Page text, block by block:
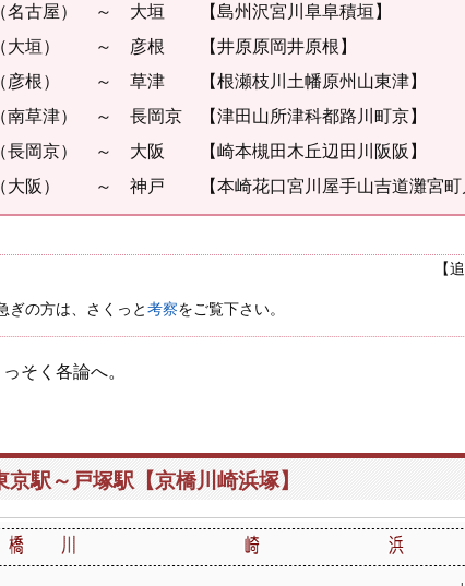
名古屋） ～ 大垣 【島州沢宮川阜阜積垣】
大垣） ～ 彦根 【井原原岡井原根】
彦根） ～ 草津 【根瀬枝川土幡原州山東津】
南草津） ～ 長岡京 【津田山所津科都路川町京】
長岡京） ～ 大阪 【崎本槻田木丘辺田川阪阪】
大阪） ～ 神戸 【本崎花口宮川屋手山吉道灘宮町
【
ぎの方は、さくっと考察をご覧下さい。
そく各論へ。
京駅～戸塚駅【京橋川崎浜塚】